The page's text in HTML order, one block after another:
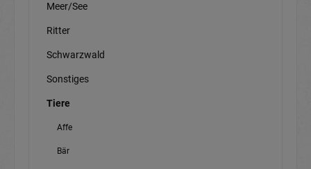
Meer/See
Ritter
Schwarzwald
Sonstiges
Tiere
Affe
Bär